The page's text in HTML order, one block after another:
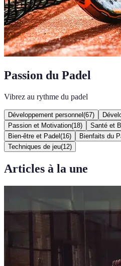
Passion du Padel
Vibrez au rythme du padel
Développement personnel (67)
Passion et Motivation(18) Santé et
Bien-être et Padel (16) Bienfaits du
Techniques de jeu(12)
Articles à la une